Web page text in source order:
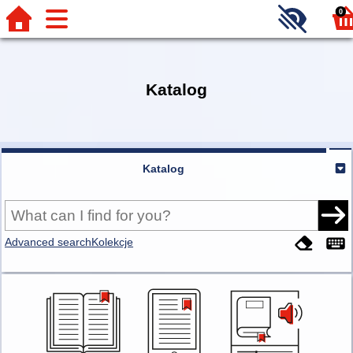
0
Katalog
Katalog
Advanced searchKolekcje